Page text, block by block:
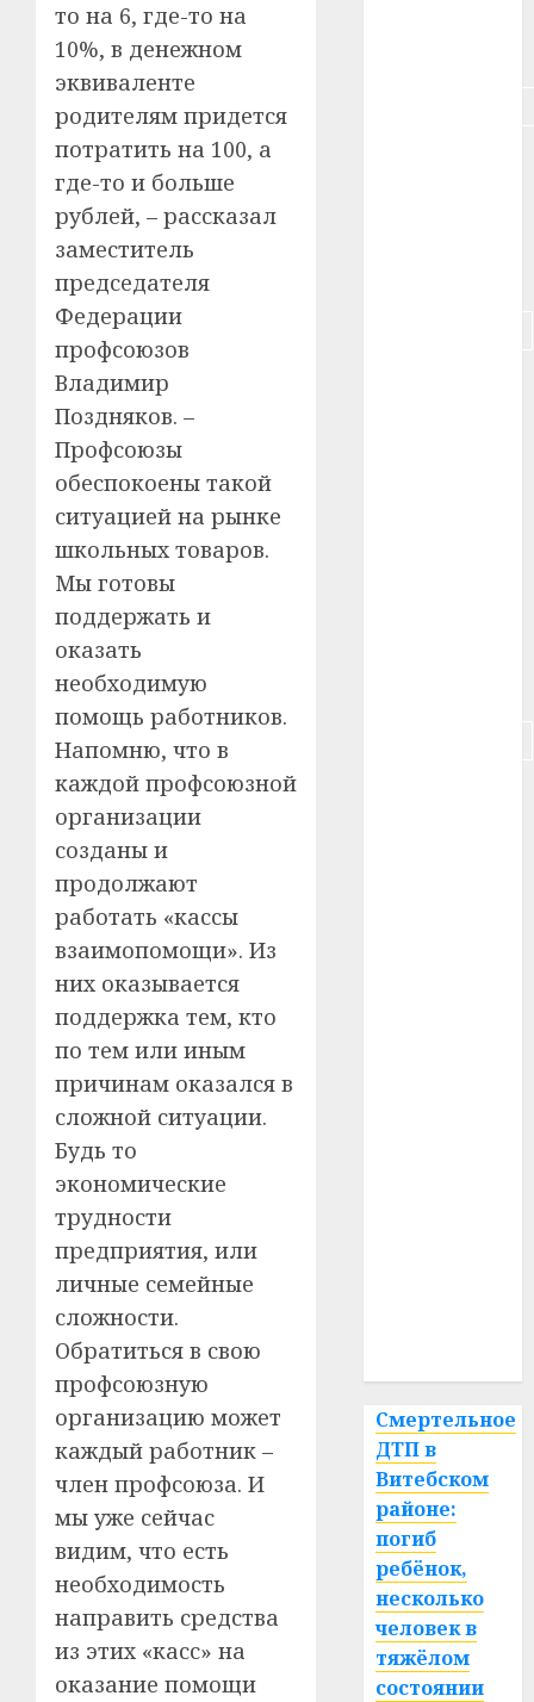
то на 6, где-то на
10%, в денежном
эквиваленте
родителям придется
потратить на 100, а
где-то и больше
рублей, – рассказал
заместитель
председателя
Федерации
профсоюзов
Владимир
Поздняков. –
Профсоюзы
обеспокоены такой
ситуацией на рынке
школьных товаров.
Мы готовы
поддержать и
оказать
необходимую
помощь работников.
Напомню, что в
каждой профсоюзной
организации
созданы и
продолжают
работать «кассы
взаимопомощи». Из
них оказывается
поддержка тем, кто
по тем или иным
причинам оказался в
сложной ситуации.
Будь то
экономические
трудности
предприятия, или
личные семейные
сложности.
Обратиться в свою
профсоюзную
организацию может
каждый работник –
член профсоюза. И
мы уже сейчас
видим, что есть
необходимость
направить средства
из этих «касс» на
оказание помощи
Смертельное
ДТП в
Витебском
районе:
погиб
ребёнок,
несколько
человек в
тяжёлом
состоянии